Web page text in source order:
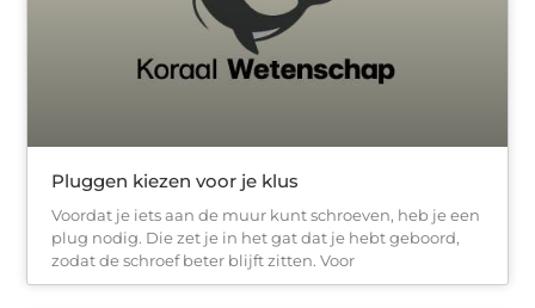
Pluggen kiezen voor je klus
Voordat je iets aan de muur kunt schroeven, heb je een
plug nodig. Die zet je in het gat dat je hebt geboord,
zodat de schroef beter blijft zitten. Voor